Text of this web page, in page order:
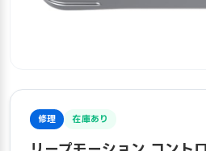
修理 在庫あり